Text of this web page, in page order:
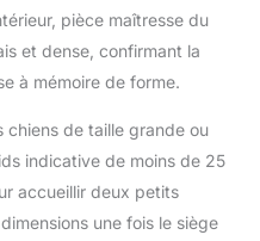
zone de couchage
et confortable
les chiens. Rempli
en mousse à
et un soutien
à votre ami à
pendant les
en voiture. Le
pièce maîtresse du
et dense, confirmant la
à mémoire de forme.
chiens de taille grande ou
indicative de moins de 25
accueillir deux petits
une fois le siège